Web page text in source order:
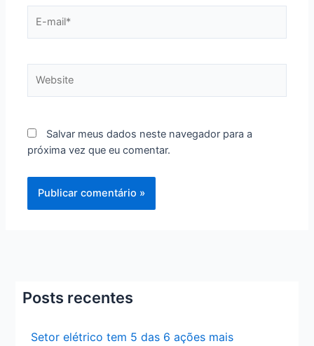
mail*
Salvar meus dados neste navegador para a
próxima vez que eu comentar.
Posts recentes
Setor elétrico tem 5 das 6 ações mais